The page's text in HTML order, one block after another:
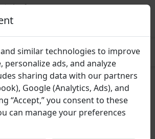
事プランナー
いた食事計画
朝食シリアル：究極
新しました： 2025年8月2日）
similar technologies to improve
personalize ads, and analyze
sharing data with our partners
Google (Analytics, Ads), and
“Accept,” you consent to these
can manage your preferences